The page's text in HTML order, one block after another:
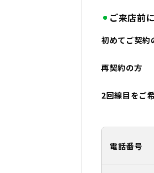
ご来店前
初めてご契約
再契約の方
2回線目をご
電話番号